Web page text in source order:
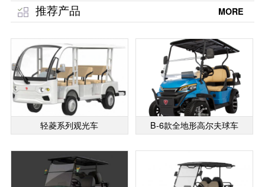
推荐产品 MORE
轻菱系列观光车 B-6款全地形高尔夫球车